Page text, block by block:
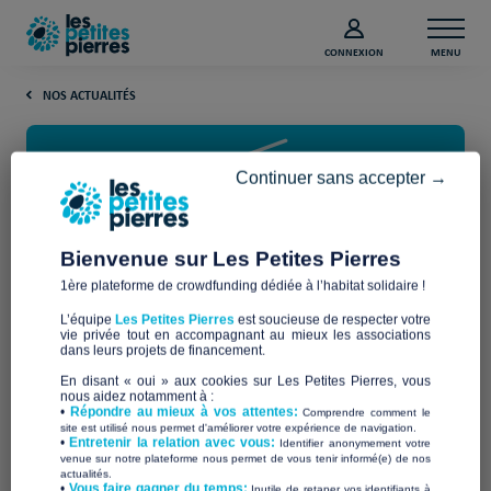
CONNEXION MENU
NOS ACTUALITÉS
France Inter – Carnets de
Campagne
Mercredi 21 octobre 2020, Solène et Marie de l’équipe
Petites Pierresont été invitées par Philippe Bertrand dans les
studios publics deFrance Interpour une interview dans
l’émissionCarnets de Campagne.
Bienvenue sur Les Petites Pierres
1ère plateforme de crowdfunding dédiée à l’habitat solidaire !
L’équipe Les Petites Pierres est soucieuse de respecter votre
vie privée tout en accompagnant au mieux les associations
dans leurs projets de financement.
En disant « oui » aux cookies sur Les Petites Pierres, vous
nous aidez notamment à :
• Répondre au mieux à vos attentes:Comprendre comment le
site est utilisé nous permet d'améliorer votre expérience de navigation.
•Entretenir la relation avec vous: Identifier anonymement votre
venue sur notre plateforme nous permet de vous tenir informé(e) de nos
actualités.
Continuer sans accepter →